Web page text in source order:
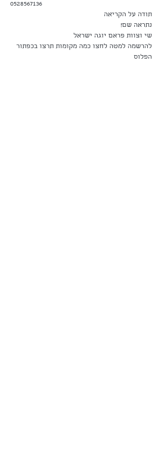
0528567136
תודה על הקריאה
נתראה שם!
שי וצוות פראם יוגה ישראל
להרשמה למטה לחצו כמה מקומות תרצו בכפתור
הפלוס